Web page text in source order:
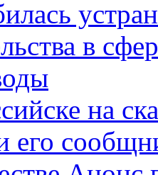
в
на
его